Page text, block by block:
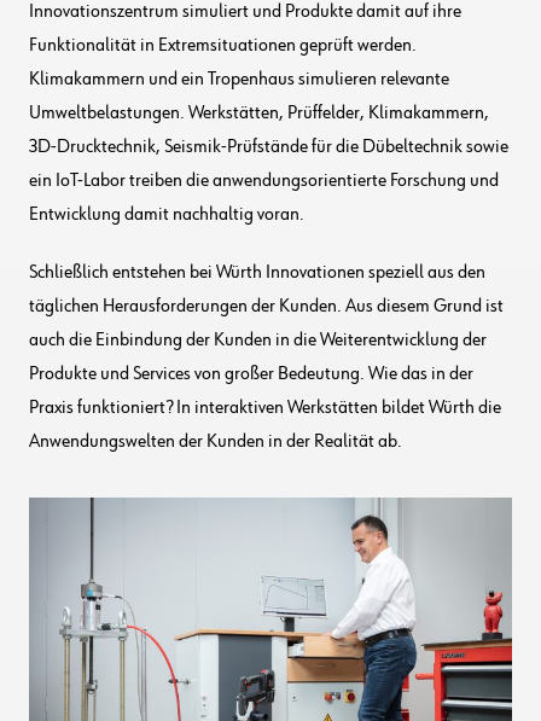
Innovationszentrum simuliert und Produkte damit auf ihre
Funktionalität in Extremsituationen geprüft werden.
Klimakammern und ein Tropenhaus simulieren relevante
Umweltbelastungen. Werkstätten, Prüffelder, Klimakammern,
3D-Drucktechnik, Seismik-Prüfstände für die Dübeltechnik sowie
ein IoT-Labor treiben die anwendungsorientierte Forschung und
Entwicklung damit nachhaltig voran.
Schließlich entstehen bei Würth Innovationen speziell aus den
täglichen Herausforderungen der Kunden. Aus diesem Grund ist
auch die Einbindung der Kunden in die Weiterentwicklung der
Produkte und Services von großer Bedeutung. Wie das in der
Praxis funktioniert? In interaktiven Werkstätten bildet Würth die
Anwendungswelten der Kunden in der Realität ab.